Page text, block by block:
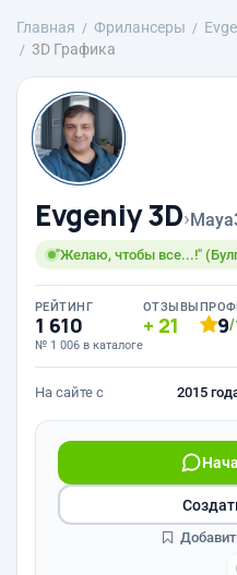
Главная Фрилансеры
3D Графика
Evgeniy 3D›
"Желаю, чтобы все...!"
РЕЙТИНГ
1 610
№ 1 006 в каталоге
ОТЗЫВЫ
21 9/
На сайте с 2015